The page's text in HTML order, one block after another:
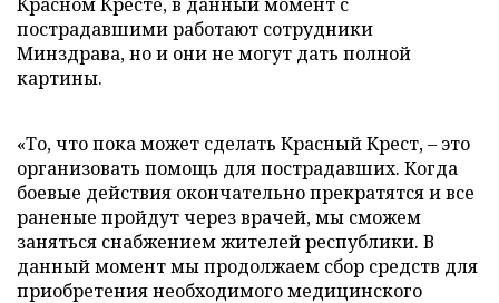
пострадавшими работают сотрудники
Минздрава, но и они не могут дать полной
картины.
«То, что пока может сделать Красный Крест, – это
организовать помощь для пострадавших. Когда
боевые действия окончательно прекратятся и все
раненые пройдут через врачей, мы сможем
заняться снабжением жителей республики. В
данный момент мы продолжаем сбор средств для
приобретения необходимого медицинского